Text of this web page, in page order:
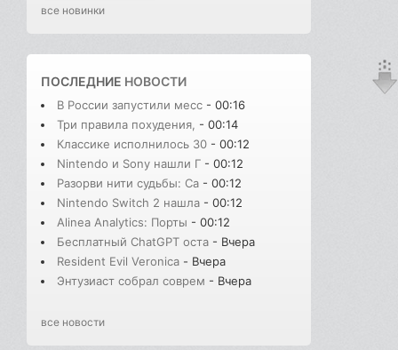
все новинки
ПОСЛЕДНИЕ НОВОСТИ
В России запустили месс - 00:16
Три правила похудения, - 00:14
Классике исполнилось 30 - 00:12
Nintendo и Sony нашли Г - 00:12
Разорви нити судьбы: Сa - 00:12
Nintendo Switch 2 нашла - 00:12
Alinea Analytics: Порты - 00:12
Бесплатный ChatGPT оста - Вчера
Resident Evil Veronica - Вчера
Энтузиаст собрал соврем - Вчера
все новости